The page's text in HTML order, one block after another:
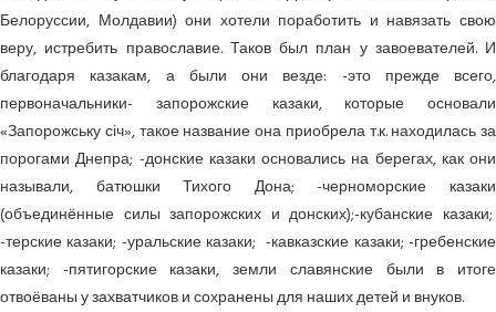
Белоруссии, Молдавии) они хотели поработить и навязать свою
веру, истребить православие. Таков был план у завоевателей. И
благодаря казакам, а были они везде: -это прежде всего,
первоначальники- запорожские казаки, которые основали
«Запорожську січ», такое название она приобрела т.к. находилась за
порогами Днепра; -донские казаки основались на берегах, как они
называли, батюшки Тихого Дона; -черноморские казаки
(объединённые силы запорожских и донских);-кубанские казаки;
-терские казаки; -уральские казаки; -кавказские казаки; -гребенские
казаки; -пятигорские казаки, земли славянские были в итоге
отвоёваны у захватчиков и сохранены для наших детей и внуков.